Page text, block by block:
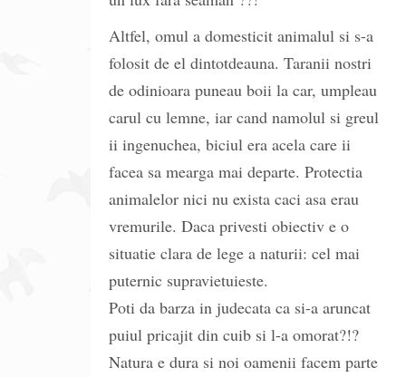
Altfel, omul a domesticit animalul si s-a
folosit de el dintotdeauna. Taranii nostri
de odinioara puneau boii la car, umpleau
carul cu lemne, iar cand namolul si greul
ii ingenuchea, biciul era acela care ii
facea sa mearga mai departe. Protectia
animalelor nici nu exista caci asa erau
vremurile. Daca privesti obiectiv e o
situatie clara de lege a naturii: cel mai
puternic supravietuieste.
Poti da barza in judecata ca si-a aruncat
puiul pricajit din cuib si l-a omorat?!?
Natura e dura si noi oamenii facem parte